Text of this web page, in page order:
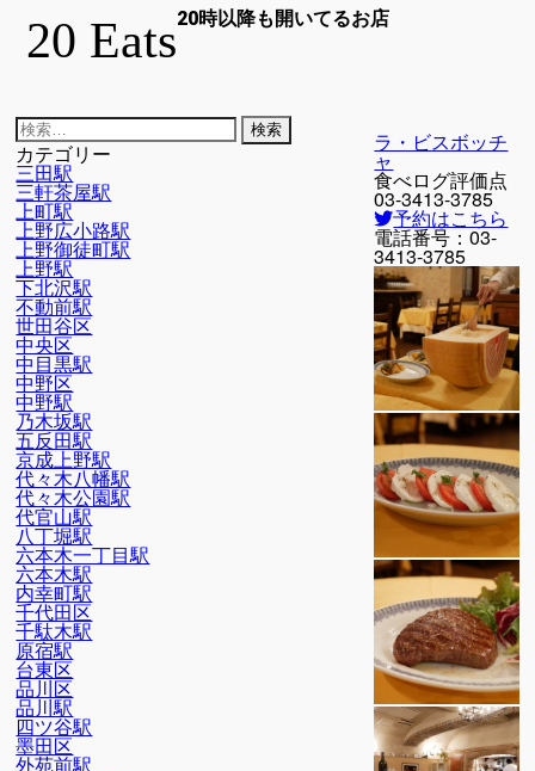
20 Eats20時以降も開いてるお店
検
索:
カテゴリー
三田駅
三軒茶屋駅
上町駅
上野広小路駅
上野御徒町駅
上野駅
下北沢駅
不動前駅
世田谷区
中央区
中目黒駅
中野区
中野駅
乃木坂駅
五反田駅
京成上野駅
代々木八幡駅
代々木公園駅
代官山駅
八丁堀駅
六本木一丁目駅
六本木駅
内幸町駅
千代田区
千駄木駅
原宿駅
台東区
品川区
品川駅
四ツ谷駅
墨田区
外苑前駅
ラ・ビスボッチ
ャ
食べログ評価点
03-3413-3785
予約はこちら
電話番号：03-
3413-3785